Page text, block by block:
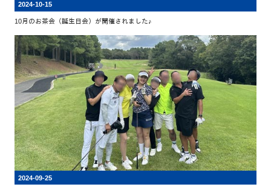
2024-10-15
10月のお茶会（誕生日会）が開催されました♪
2024-09-25